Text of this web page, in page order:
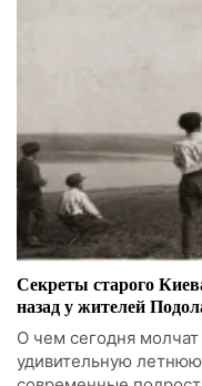
Секреты старого
назад у жителей
О чем сегодня
удивительную